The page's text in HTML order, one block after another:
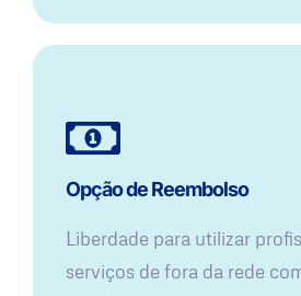
Opção de Reembolso
Liberdade para utilizar
serviços de fora da rede